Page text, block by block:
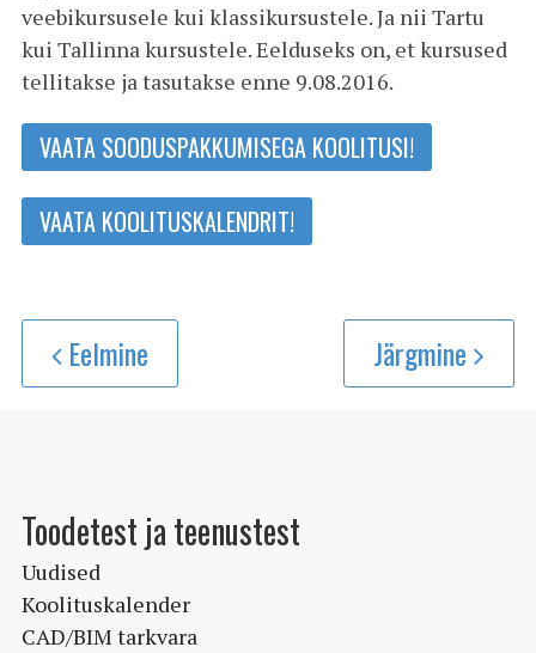
veebikursusele kui klassikursustele. Ja nii Tartu
kui Tallinna kursustele. Eelduseks on, et kursused
tellitakse ja tasutakse enne 9.08.2016.
VAATA SOODUSPAKKUMISEGA KOOLITUSI!
VAATA KOOLITUSKALENDRIT!
Eelmine Järgmine
Toodetest ja teenustest
Uudised
Koolituskalender
CAD/BIM tarkvara